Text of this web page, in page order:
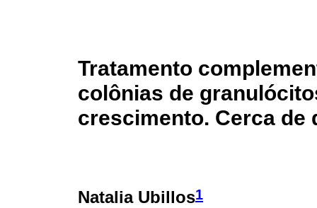
Tratamento
colônias de
crescimento. Cerca
Natalia Ubillos1